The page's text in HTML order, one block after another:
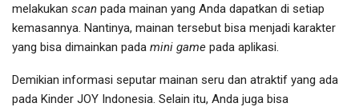
melakukan scan pada mainan yang Anda dapatkan di setiap
kemasannya. Nantinya, mainan tersebut bisa menjadi karakter
yang bisa dimainkan pada mini game pada aplikasi.
Demikian informasi seputar mainan seru dan atraktif yang ada
pada Kinder JOY Indonesia. Selain itu, Anda juga bisa